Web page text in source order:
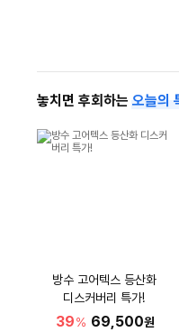
놓치면 후회하는 오늘의
방수 고어텍스 등산화
디스커버리 특가!
39% 69,500원